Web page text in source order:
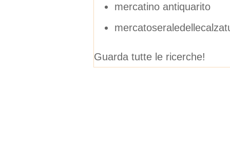
mercatino antiquarito
Guarda tutte le ricerche!